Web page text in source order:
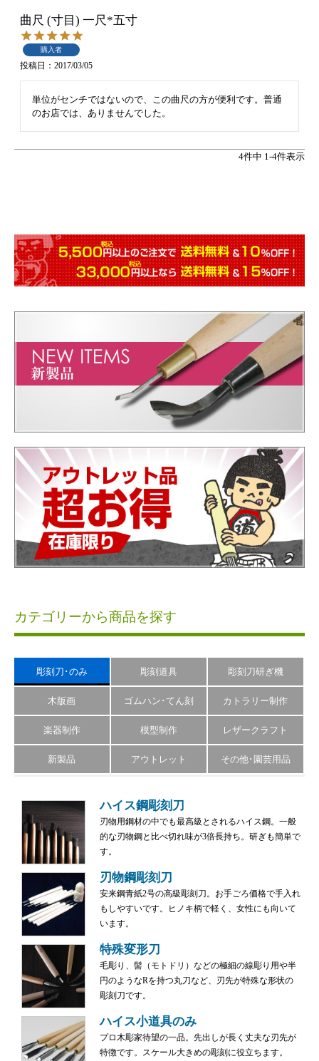
曲尺 (寸目) 一尺*五寸
購入者
投稿日 2017/03/05
単位がセンチではないので、この曲尺の方が便利です。普通
のお店では、ありませんでした。
4件中 1 -4件表示
カテゴリーから商品を探す
彫刻刀･のみ 彫刻道具 彫刻刀研ぎ機
木版画 ゴムハン･てん刻 カトラリー制作
楽器制作 模型制作 レザークラフト
新製品 アウトレット その他･園芸用品
ハイス鋼彫刻刀
刃物用鋼材の中でも最高級とされるハイス鋼。一般
的な刃物鋼と比べ切れ味が3倍長持ち。研ぎも簡単で
す。
刃物鋼彫刻刀
安来鋼青紙2号の高級彫刻刀。お手ごろ価格で手入れ
もしやすいです。ヒノキ柄で軽く、女性にも向いて
います。
特殊変形刀
毛彫り、髻（モトドリ）などの極細の線彫り用や半
円のようなRを持つ丸刀など、刃先が特殊な形状の
彫刻刀です。
ハイス小道具のみ
プロ木彫家待望の一品。先出しが長く丈夫な刃先が
特徴です。スケール大きめの彫刻に役立ちます。